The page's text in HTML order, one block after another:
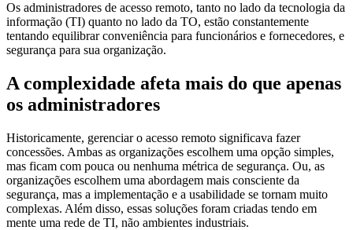
Os administradores de acesso remoto, tanto no lado da tecnologia da
informação (TI) quanto no lado da TO, estão constantemente
tentando equilibrar conveniência para funcionários e fornecedores, e
segurança para sua organização.
A complexidade afeta mais do que apenas
os administradores
Historicamente, gerenciar o acesso remoto significava fazer
concessões. Ambas as organizações escolhem uma opção simples,
mas ficam com pouca ou nenhuma métrica de segurança. Ou, as
organizações escolhem uma abordagem mais consciente da
segurança, mas a implementação e a usabilidade se tornam muito
complexas. Além disso, essas soluções foram criadas tendo em
mente uma rede de TI, não ambientes industriais.